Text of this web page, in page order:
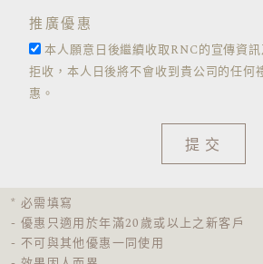
推廣優惠
本人願意日後繼續收取RNC的宣傳資
拒收，本人日後將不會收到貴公司的任何
惠。
提交
* 必需填寫
- 優惠只適用於年滿20歲或以上之新客戶
- 不可與其他優惠一同使用